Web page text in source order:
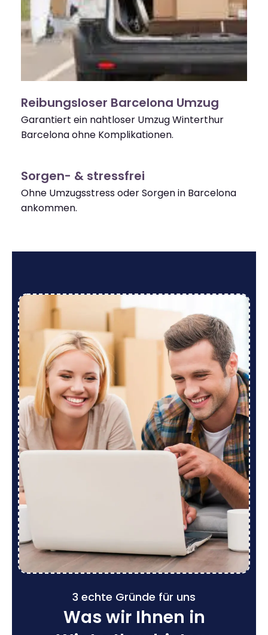
Reibungsloser Barcelona Umzug
Garantiert ein nahtloser Umzug Winterthur
Barcelona ohne Komplikationen.
Sorgen- & stressfrei
Ohne Umzugsstress oder Sorgen in Barcelona
ankommen.
3 echte Gründe für uns
Was wir Ihnen in